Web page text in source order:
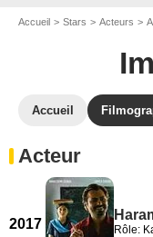
Accueil Stars Acteurs
Accueil
Acteur
2017 Rôle: